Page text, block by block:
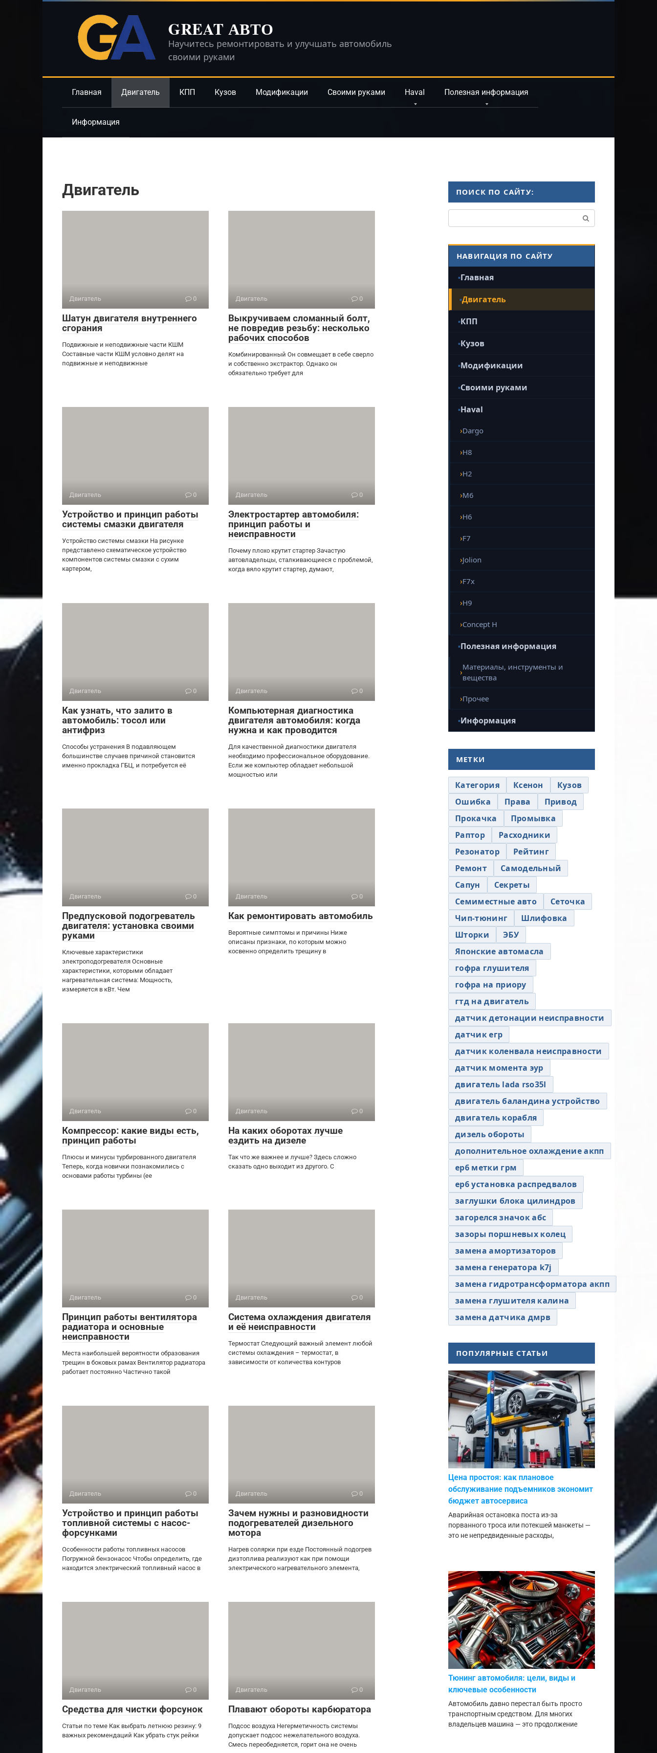
GREAT АВТО
Научитесь ремонтировать и улучшать автомобиль
своими руками
Главная Двигатель КПП Кузов Модификации Своими руками Haval Полезная информация
Информация
Двигатель
Двигатель 0
Шатун двигателя внутреннего
сгорания
Подвижные и неподвижные части КШМ
Составные части КШМ условно делят на
подвижные и неподвижные
Двигатель 0
Выкручиваем сломанный болт,
не повредив резьбу: несколько
рабочих способов
Комбинированный Он совмещает в себе сверло
и собственно экстрактор. Однако он
обязательно требует для
Двигатель 0
Устройство и принцип работы
системы смазки двигателя
Устройство системы смазки На рисунке
представлено схематическое устройство
компонентов системы смазки с сухим
картером,
Двигатель 0
Электростартер автомобиля:
принцип работы и
неисправности
Почему плохо крутит стартер Зачастую
автовладельцы, сталкивающиеся с проблемой,
когда вяло крутит стартер, думают,
Двигатель 0
Как узнать, что залито в
автомобиль: тосол или
антифриз
Способы устранения В подавляющем
большинстве случаев причиной становится
именно прокладка ГБЦ, и потребуется её
Двигатель 0
Компьютерная диагностика
двигателя автомобиля: когда
нужна и как проводится
Для качественной диагностики двигателя
необходимо профессиональное оборудование.
Если же компьютер обладает небольшой
мощностью или
Двигатель 0
Предпусковой подогреватель
двигателя: установка своими
руками
Ключевые характеристики
электроподогревателя Основные
характеристики, которыми обладает
нагревательная система: Мощность,
измеряется в кВт. Чем
Двигатель 0
Как ремонтировать автомобиль
Вероятные симптомы и причины Ниже
описаны признаки, по которым можно
косвенно определить трещину в
Двигатель 0
Компрессор: какие виды есть,
принцип работы
Плюсы и минусы турбированного двигателя
Теперь, когда новички познакомились с
основами работы турбины (ее
Двигатель 0
На каких оборотах лучше
ездить на дизеле
Так что же важнее и лучше? Здесь сложно
сказать одно выходит из другого. С
Двигатель 0
Принцип работы вентилятора
радиатора и основные
неисправности
Места наибольшей вероятности образования
трещин в боковых рамах Вентилятор радиатора
работает постоянно Частично такой
Двигатель 0
Система охлаждения двигателя
и её неисправности
Термостат Следующий важный элемент любой
системы охлаждения – термостат, в
зависимости от количества контуров
Двигатель 0
Устройство и принцип работы
топливной системы с насос-
форсунками
Особенности работы топливных насосов
Погружной бензонасос Чтобы определить, где
находится электрический топливный насос в
Двигатель 0
Зачем нужны и разновидности
подогревателей дизельного
мотора
Нагрев солярки при езде Постоянный подогрев
дизтоплива реализуют как при помощи
электрического нагревательного элемента,
Двигатель 0
Средства для чистки форсунок
Статьи по теме Как выбрать летнюю резину: 9
важных рекомендаций Как убрать стук рейки
Двигатель 0
Плавают обороты карбюратора
Подсос воздуха Негерметичность системы
допускает подсос нежелательного воздуха.
Смесь переобедняется, горит она не очень
ПОИСК ПО САЙТУ:
НАВИГАЦИЯ ПО САЙТУ
Главная
Двигатель
КПП
Кузов
Модификации
Своими руками
Haval
Dargo
H8
H2
M6
H6
F7
Jolion
F7x
H9
Concept H
Полезная информация
Материалы, инструменты и
вещества
Прочее
Информация
МЕТКИ
Категория Ксенон
Кузов
Ошибка
Права
Привод
Прокачка
Промывка
Раптор
Расходники
Резонатор
Рейтинг
Ремонт
Самодельный
Сапун
Секреты
Семиместные авто
Сеточка
Чип-тюнинг
Шлифовка
Шторки
ЭБУ
Японские автомасла
гофра глушителя
гофра на приору
гтд на двигатель
датчик детонации неисправности
датчик егр
датчик коленвала неисправности
датчик момента эур
двигатель lada rso35l
двигатель баландина устройство
двигатель корабля
дизель обороты
дополнительное охлаждение акпп
ер6 метки грм
ер6 установка распредвалов
заглушки блока цилиндров
загорелся значок абс
зазоры поршневых колец
замена амортизаторов
замена генератора k7j
замена гидротрансформатора акпп
замена глушителя калина
замена датчика дмрв
ПОПУЛЯРНЫЕ СТАТЬИ
Цена простоя: как плановое
обслуживание подъемников экономит
бюджет автосервиса
Аварийная остановка поста из-за
порванного троса или потекшей манжеты —
это не непредвиденные расходы,
Тюнинг автомобиля: цели, виды и
ключевые особенности
Автомобиль давно перестал быть просто
транспортным средством. Для многих
владельцев машина — это продолжение